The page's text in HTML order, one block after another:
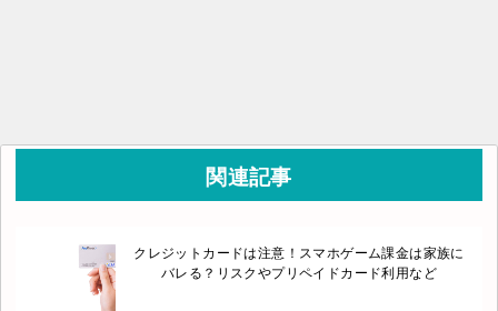
関連記事
クレジットカードは注意！スマホゲーム課金は家族に
バレる？リスクやプリペイドカード利用など